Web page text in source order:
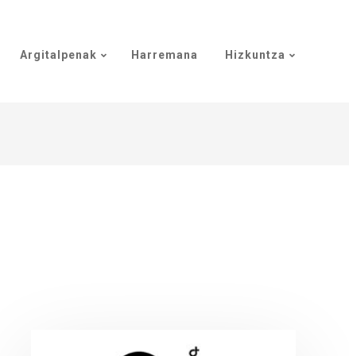
Argitalpenak Harremana Hizkuntza